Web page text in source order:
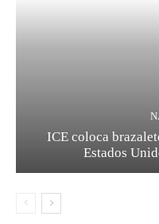
ICE coloca
Estados